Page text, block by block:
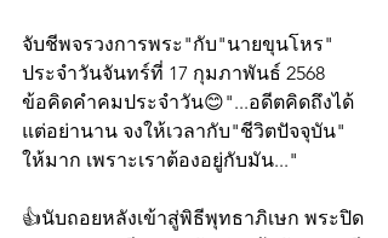
จับชีพจรวงการพระ"กับ"นายขุนโหร"
ประจำวันจันทร์ที่ 17 กุมภาพันธ์ 2568
ข้อคิดคำคมประจำวัน😊"...อดีตคิดถึงได้
แต่อย่านาน จงให้เวลากับ"ชีวิตปัจจุบัน"
ให้มาก เพราะเราต้องอยู่กับมัน..."
👍นับถอยหลังเข้าสู่พิธีพุทธาภิเษก พระปิด